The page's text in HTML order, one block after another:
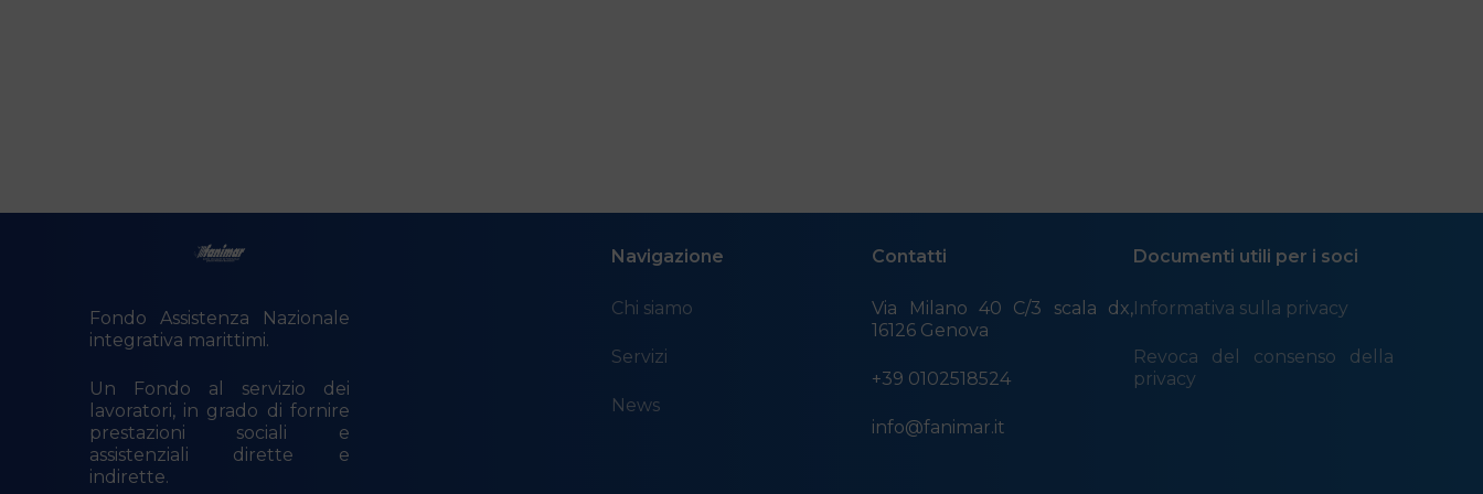
Fondo Assistenza Nazionale
integrativa marittimi.
Un Fondo al servizio dei
lavoratori, in grado di fornire
prestazioni sociali e
assistenziali dirette e
indirette.
Navigazione
Chi siamo
Servizi
News
Contatti
Via Milano 40 C/3 scala dx,
16126 Genova
+39 0102518524
info@fanimar.it
Documenti utili per i soci
Informativa sulla privacy
Revoca del consenso della
privacy